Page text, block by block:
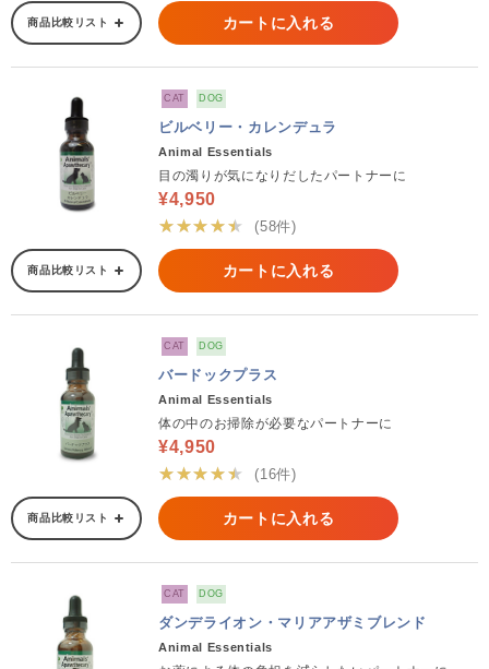
商品比較リスト カートに入れる
CAT DOG
ビルベリー・カレンデュラ
Animal Essentials
目の濁りが気になりだしたパートナーに
¥4,950
★★★★★
(58件)
商品比較リスト カートに入れる
CAT DOG
バードックプラス
Animal Essentials
体の中のお掃除が必要なパートナーに
¥4,950
★★★★★
(16件)
商品比較リスト カートに入れる
CAT DOG
ダンデライオン・マリアアザミブレンド
Animal Essentials